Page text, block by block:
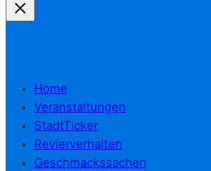
Home
Veranstaltungen
StadtTicker
Revierverhalten
Geschmackssachen